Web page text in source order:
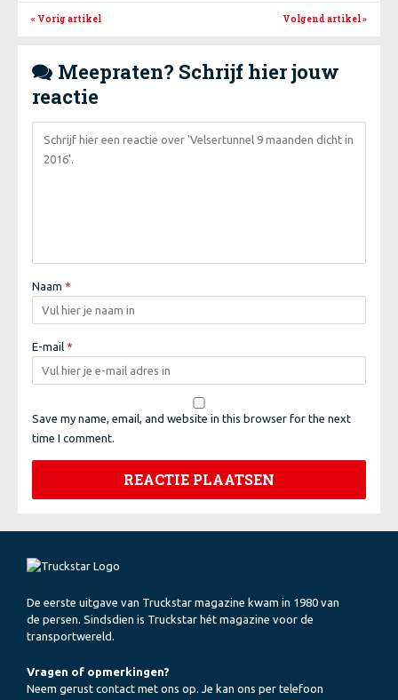
« Vorig artikel Volgend artikel»
 Meepraten? Schrijf hier jouw
reactie
Naam *
E-mail *
Save my name, email, and website in this browser for the next
time I comment.
De eerste uitgave van Truckstar magazine kwam in 1980 van
de persen. Sindsdien is Truckstar hét magazine voor de
transportwereld.
Vragen of opmerkingen?
Neem gerust contact met ons op. Je kan ons per telefoon